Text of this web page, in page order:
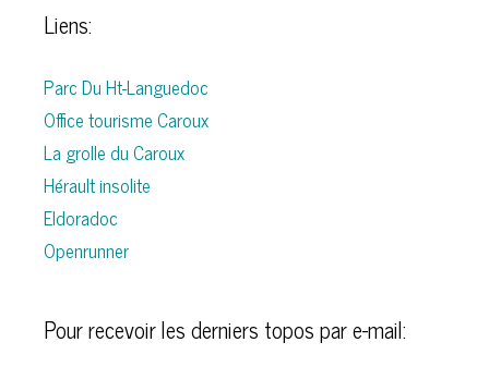
Liens:
Parc Du Ht-Languedoc
Office tourisme Caroux
La grolle du Caroux
Hérault insolite
Eldoradoc
Openrunner
Pour recevoir les derniers topos par e-mail: